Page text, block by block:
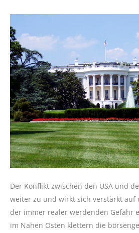
Der Konflikt zwischen den USA und
weiter zu und wirkt sich verstärkt auf
der immer realer werdenden Gefahr
im Nahen Osten klettern die